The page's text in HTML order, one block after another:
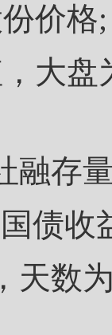
价格;
盘
存
债收
数